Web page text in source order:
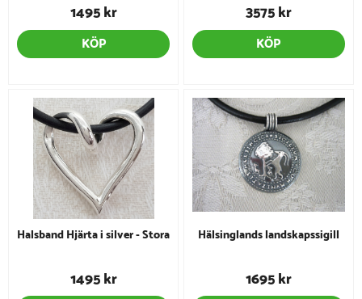
1495 kr
KÖP
3575 kr
KÖP
Halsband Hjärta i silver - Stora
1495 kr
Hälsinglands landskapssigill
1695 kr